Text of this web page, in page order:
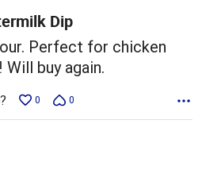
Dip
Perfect for chicken
buy again.
0 0